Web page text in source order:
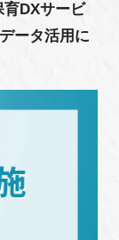
DXサービ
ータ活用に